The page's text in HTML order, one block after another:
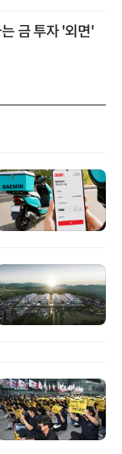
금 투자 '외면'